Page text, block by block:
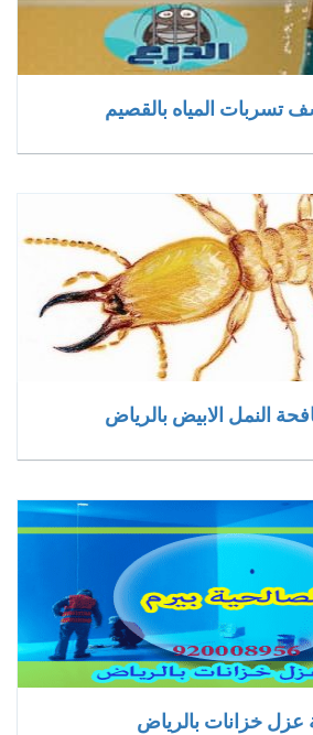
المياه بالقصيم
النمل الابيض بالرياض
خزانات بالرياض